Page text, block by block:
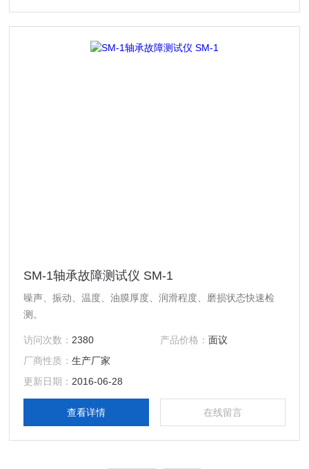
SM-1轴承故障测试仪 SM-1
噪声、振动、温度、油膜厚度、润滑程度、磨损状态快速检
测。
访问次数： 2380 产品价格： 面议
厂商性质：生产厂家
更新日期： 2016-06-28
查看详情 在线留言